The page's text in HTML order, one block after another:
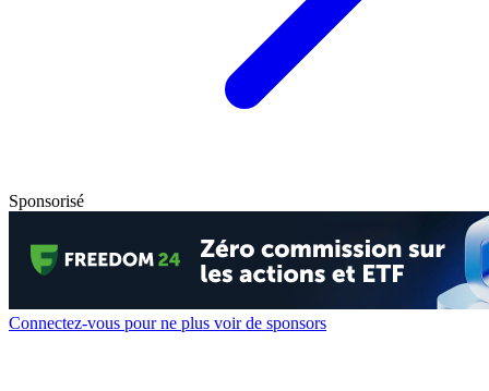
Sponsorisé
Connectez-vous pour ne plus voir de sponsors